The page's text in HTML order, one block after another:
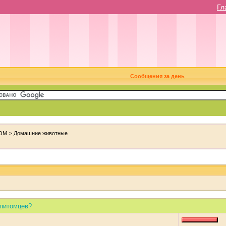
Сообщения за день
> Домашние животные